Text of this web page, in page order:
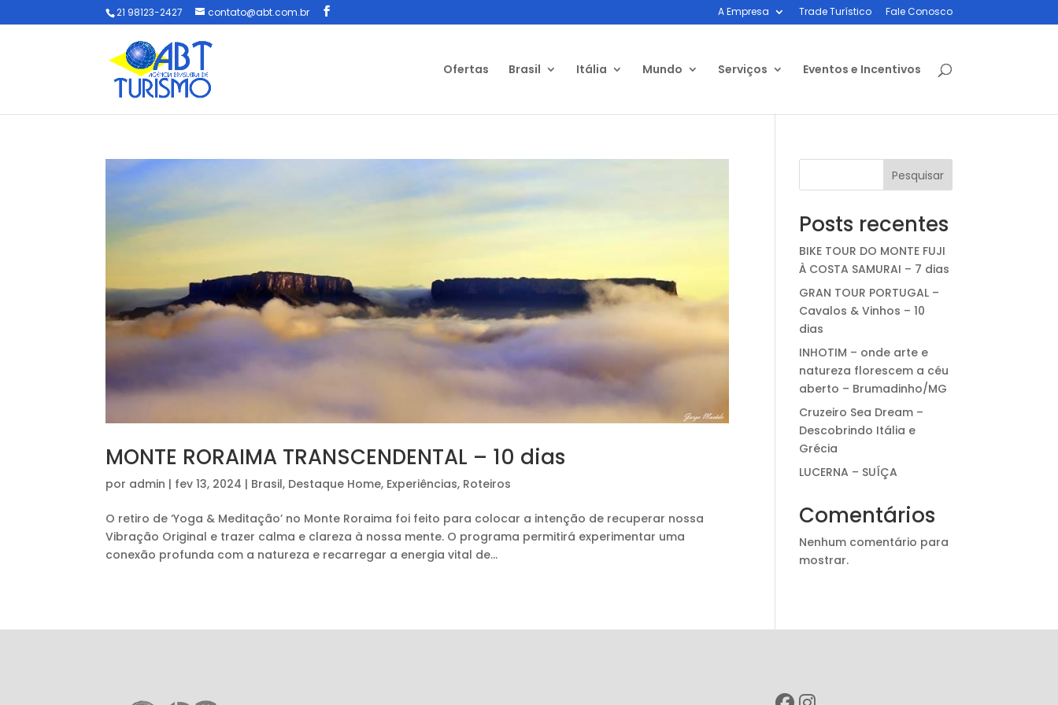
21 98123-2427 contato@abt.com.br A Empresa Trade Turístico Fale Conosco
Ofertas Brasil Itália Mundo Serviços Eventos e Incentivos
MONTE RORAIMA TRANSCENDENTAL – 10 dias
por admin | fev 13, 2024 | Brasil, Destaque Home, Experiências, Roteiros
O retiro de ‘Yoga & Meditação’ no Monte Roraima foi feito para colocar a intenção de recuperar nossa
Vibração Original e trazer calma e clareza à nossa mente. O programa permitirá experimentar uma
conexão profunda com a natureza e recarregar a energia vital de...
Pesquisar
Posts recentes
BIKE TOUR DO MONTE FUJI
À COSTA SAMURAI – 7 dias
GRAN TOUR PORTUGAL –
Cavalos & Vinhos – 10
dias
INHOTIM – onde arte e
natureza florescem a céu
aberto – Brumadinho/MG
Cruzeiro Sea Dream –
Descobrindo Itália e
Grécia
LUCERNA – SUÍÇA
Comentários
Nenhum comentário para
mostrar.